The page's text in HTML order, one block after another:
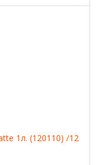
1л. (120110) /12